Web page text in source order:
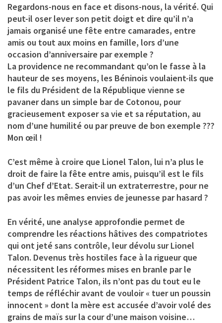
Regardons-nous en face et disons-nous, la vérité. Qui
peut-il oser lever son petit doigt et dire qu’il n’a
jamais organisé une fête entre camarades, entre
amis ou tout aux moins en famille, lors d’une
occasion d’anniversaire par exemple ?
La providence ne recommandant qu’on le fasse à la
hauteur de ses moyens, les Béninois voulaient-ils que
le fils du Président de la République vienne se
pavaner dans un simple bar de Cotonou, pour
gracieusement exposer sa vie et sa réputation, au
nom d’une humilité ou par preuve de bon exemple ???
Mon œil !
C’est même à croire que Lionel Talon, lui n’a plus le
droit de faire la fête entre amis, puisqu’il est le fils
d’un Chef d’Etat. Serait-il un extraterrestre, pour ne
pas avoir les mêmes envies de jeunesse par hasard ?
En vérité, une analyse approfondie permet de
comprendre les réactions hâtives des compatriotes
qui ont jeté sans contrôle, leur dévolu sur Lionel
Talon. Devenus très hostiles face à la rigueur que
nécessitent les réformes mises en branle par le
Président Patrice Talon, ils n’ont pas du tout eu le
temps de réfléchir avant de vouloir « tuer un poussin
innocent » dont la mère est accusée d’avoir volé des
grains de maïs sur la cour d’une maison voisine…